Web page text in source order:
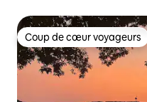
Coup de cœur voyageurs
Coup de cœur voyageurs